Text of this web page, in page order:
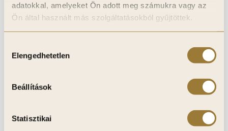
adatokkal, amelyeket Ön adott meg számukra vagy az
Ön által használt más szolgáltatásokból gyűjtöttek.
kiválasztása
Elengedhetetlen
Beállítások
Statisztikai